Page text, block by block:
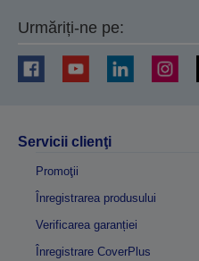
Urmăriți-ne pe:
Servicii clienţi
Promoţii
Înregistrarea produsului
Verificarea garanției
Înregistrare CoverPlus